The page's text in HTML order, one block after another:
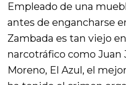
Empleado de una
antes de engancharse
Zambada es tan viejo
narcotráfico como Juan
Moreno, El Azul, el